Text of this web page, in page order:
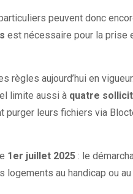
peuvent donc
est nécessaire pour la prise
aujourd’hui en
limite aussi à quatre
purger leurs fichiers via
1er juillet 2025 : le
au handicap ou